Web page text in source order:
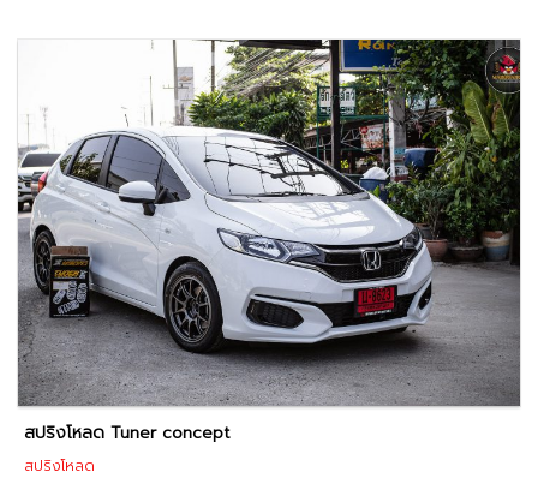
สปริงโหลด Tuner concept
สปริงโหลด